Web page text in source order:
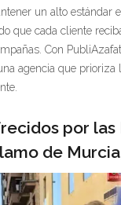
un alto estándar
que cada cliente
Con
agencia que prioriza
por
de